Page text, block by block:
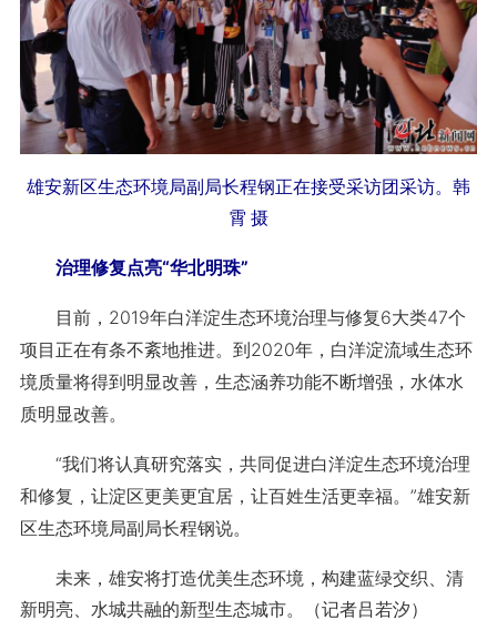
雄安新区生态环境局副局长程钢正在接受采访团采访。韩
霄 摄
治理修复点亮“华北明珠”
目前，2019年白洋淀生态环境治理与修复6大类47个
项目正在有条不紊地推进。到2020年，白洋淀流域生态环
境质量将得到明显改善，生态涵养功能不断增强，水体水
质明显改善。
“我们将认真研究落实，共同促进白洋淀生态环境治理
和修复，让淀区更美更宜居，让百姓生活更幸福。”雄安新
区生态环境局副局长程钢说。
未来，雄安将打造优美生态环境，构建蓝绿交织、清
新明亮、水城共融的新型生态城市。（记者吕若汐）